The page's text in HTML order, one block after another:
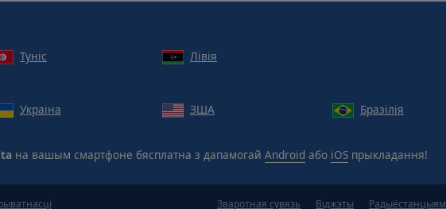
Туніс Лівія
Украіна ЗША Бразілія
на вашым смартфоне бясплатна з дапамогай Android або iOS прыкладання!
Зваротная сувязь Віджэты Радыёстанцыям